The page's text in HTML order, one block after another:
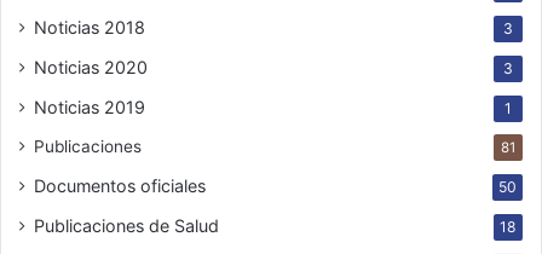
Noticias 2018 3
Noticias 2020 3
Noticias 2019 1
Publicaciones 81
Documentos oficiales 50
Publicaciones de Salud 18